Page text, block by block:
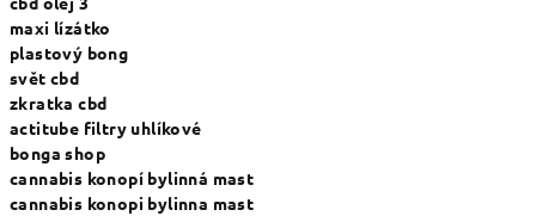
maxi lízátko
plastový bong
svět cbd
zkratka cbd
actitube filtry uhlíkové
bonga shop
cannabis konopí bylinná mast
cannabis konopi bylinna mast